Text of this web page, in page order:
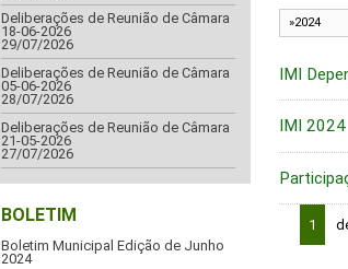
Deliberações de Reunião de Câmara
18-06-2026
29/07/2026
Deliberações de Reunião de Câmara
05-06-2026
28/07/2026
Deliberações de Reunião de Câmara
21-05-2026
27/07/2026
BOLETIM
Boletim Municipal Edição de Junho
2024
IMI
IMI 2024
1